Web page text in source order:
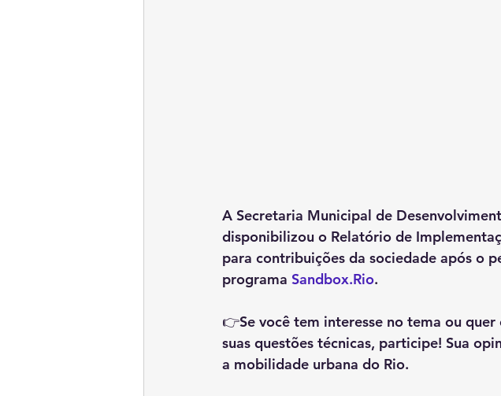
A Secretaria Municipal de
disponibilizou o Relatório de
para contribuições da sociedade após o
programa Sandbox.Rio.
👉Se você tem interesse no tema ou
suas questões técnicas, participe! Sua
a mobilidade urbana do Rio.